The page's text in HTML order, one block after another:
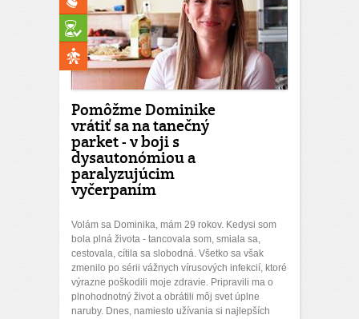
Pomôžme Dominike
vrátiť sa na tanečný
parket - v boji s
dysautonómiou a
paralyzujúcim
vyčerpaním
Volám sa Dominika, mám 29 rokov. Kedysi som
bola plná života - tancovala som, smiala sa,
cestovala, cítila sa slobodná. Všetko sa však
zmenilo po sérii vážnych vírusových infekcií, ktoré
výrazne poškodili moje zdravie. Pripravili ma o
plnohodnotný život a obrátili môj svet úplne
naruby. Dnes, namiesto užívania si najlepších